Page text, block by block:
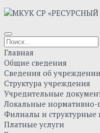
Главная
Общие сведения
Сведения об учреждении
Структура учреждения
Учредительные
Локальные нормативно-
Филиалы и структурные
Платные услуги